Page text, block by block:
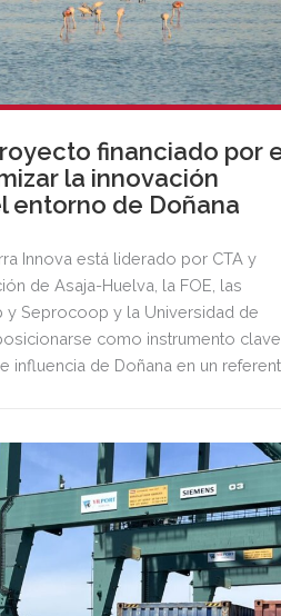
financiado por
la innovación
entorno de Doñana
Innova está liderado por CTA y
de Asaja-Huelva, la FOE, las
y Seprocoop y la Universidad de
como instrumento clave
influencia de Doñana en un
participar en proyectos de
el área de influencia de Doñana.